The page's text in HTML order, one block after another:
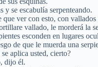
y se escabulía serpenteando.
ver con esto, con vallados
vallado, le morderá la
esconden en lugares
de que le muerda una
aplica usted, cierto?
dijo él.